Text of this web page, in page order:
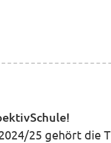
25 gehört die